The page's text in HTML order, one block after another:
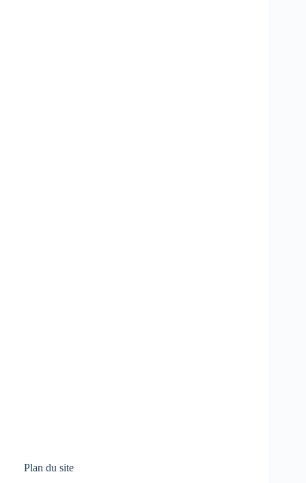
Plan du site